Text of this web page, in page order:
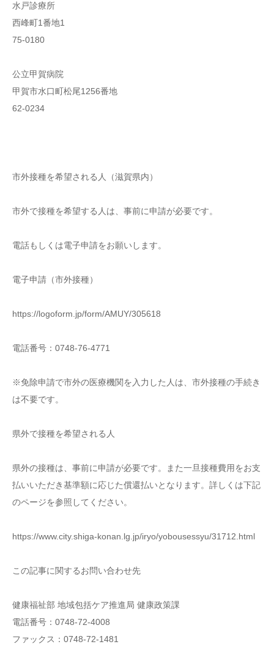
水戸診療所
西峰町1番地1
75-0180
公立甲賀病院
甲賀市水口町松尾1256番地
62-0234
市外接種を希望される人（滋賀県内）
市外で接種を希望する人は、事前に申請が必要です。
電話もしくは電子申請をお願いします。
電子申請（市外接種）
https://logoform.jp/form/AMUY/305618
電話番号：0748-76-4771
※免除申請で市外の医療機関を入力した人は、市外接種の手続き
は不要です。
県外で接種を希望される人
県外の接種は、事前に申請が必要です。また一旦接種費用をお支
払いいただき基準額に応じた償還払いとなります。詳しくは下記
のページを参照してください。
https://www.city.shiga-konan.lg.jp/iryo/yobousessyu/31712.html
この記事に関するお問い合わせ先
健康福祉部 地域包括ケア推進局 健康政策課
電話番号：0748-72-4008
ファックス：0748-72-1481